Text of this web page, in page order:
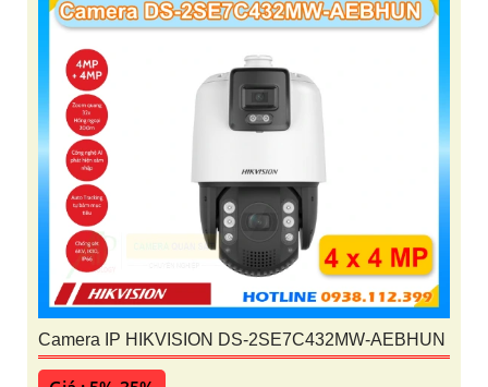
Camera IP HIKVISION DS-2SE7C432MW-AEBHUN